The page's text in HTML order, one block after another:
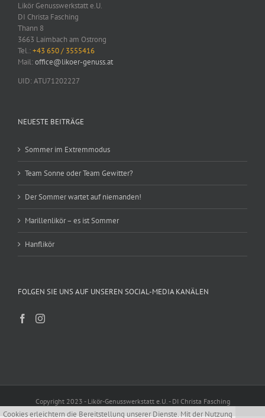
Likör Genusswerkstatt e.U.
DI Christa Fasching
Thann 8
3663 Laimbach am Ostrong
Tel.:+43 650 / 3555416
Mail:office@likoer-genuss.at
UID: ATU71202227
NEUESTE BEITRÄGE
Sommer im Extremmodus
Team Sonne oder Team Gewitter?
Der Sommer wartet auf niemanden!
Marillenlikör – es ist Sommer
Hanflikör
FOLGEN SIE UNS AUF UNSEREN SOCIAL-MEDIA KANÄLEN
Copyright 2023 - Likör-Genusswerkstatt e.U. - DI Christa Fasching
Cookies erleichtern die Bereitstellung unserer Dienste. Mit der Nutzung